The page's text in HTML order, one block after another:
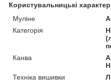
Користувальницькі
Муліне
Категорія
Канва
Техніка вишивки